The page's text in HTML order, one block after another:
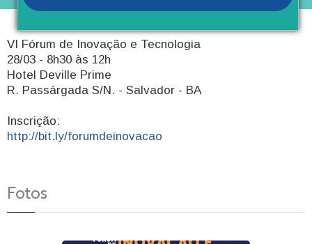
VI Fórum de Inovação e Tecnologia
28/03 - 8h30 às 12h
Hotel Deville Prime
R. Passárgada S/N. - Salvador - BA
Inscrição:
http://bit.ly/forumdeinovacao
Fotos